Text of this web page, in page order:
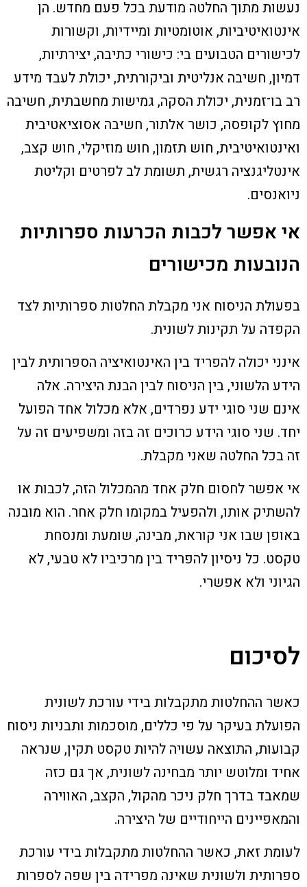
נעשות מתוך החלטה מודעת בכל פעם מחדש. הן
אינטואיטיביות, אוטומטיות ומיידיות, וקשורות
לכישורים הטבועים בי: כישורי כתיבה, יצירתיות,
דמיון, חשיבה אנליטית וביקורתית, יכולת לעבד מידע
רב בו־זמנית, יכולת הסקה, גמישות מחשבתית, חשיבה
מחוץ לקופסה, כושר אלתור, חשיבה אסוציאטיבית
ואינטואיטיבית, חוש תזמון, חוש מוזיקלי, חוש קצב,
אינטליגנציה רגשית, תשומת לב לפרטים וקליטת
ניואנסים.
אי אפשר לכבות הכרעות ספרותיות
הנובעות מכישורים
בפעולת הניסוח אני מקבלת החלטות ספרותיות לצד
הקפדה על תקינות לשונית.
אינני יכולה להפריד בין האינטואיציה הספרותית לבין
הידע הלשוני, בין הניסוח לבין הבנת היצירה. אלה
אינם שני סוגי ידע נפרדים, אלא מכלול אחד הפועל
יחד. שני סוגי הידע כרוכים זה בזה ומשפיעים זה על
זה בכל החלטה שאני מקבלת.
אי אפשר לחסום חלק אחד מהמכלול הזה, לכבות או
להשתיק אותו, ולהפעיל במקומו חלק אחר. הוא מובנה
באופן שבו אני קוראת, מבינה, שומעת ומנסחת
טקסט. כל ניסיון להפריד בין מרכיביו לא טבעי, לא
הגיוני ולא אפשרי.
לסיכום
כאשר ההחלטות מתקבלות בידי עורכת לשונית
הפועלת בעיקר על פי כללים, מוסכמות ותבניות ניסוח
קבועות, התוצאה עשויה להיות טקסט תקין, שנראה
אחיד ומלוטש יותר מבחינה לשונית, אך גם כזה
שמאבד בדרך חלק ניכר מהקול, הקצב, האווירה
והמאפיינים הייחודיים של היצירה.
לעומת זאת, כאשר ההחלטות מתקבלות בידי עורכת
ספרותית ולשונית שאינה מפרידה בין שפה לספרות